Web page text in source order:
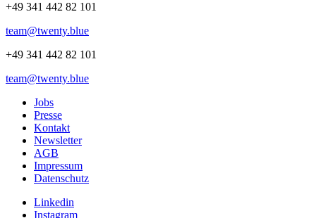
+49 341 442 82 101
team@twenty.blue
+49 341 442 82 101
team@twenty.blue
Jobs
Presse
Kontakt
Newsletter
AGB
Impressum
Datenschutz
Linkedin
Instagram